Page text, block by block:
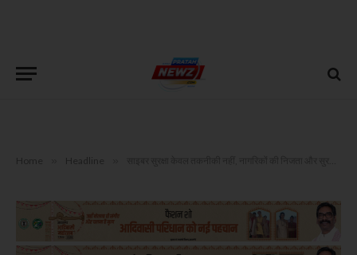
Home Headline